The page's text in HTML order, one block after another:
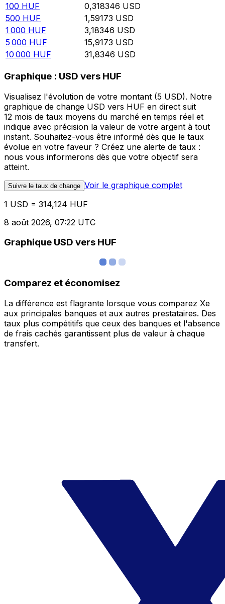
100 HUF 0,318346 USD
500 HUF 1,59173 USD
1 000 HUF 3,18346 USD
5 000 HUF 15,9173 USD
10 000 HUF 31,8346 USD
Graphique : USD vers HUF
Visualisez l'évolution de votre montant (5 USD). Notre
graphique de change USD vers HUF en direct suit
12 mois de taux moyens du marché en temps réel et
indique avec précision la valeur de votre argent à tout
instant. Souhaitez-vous être informé dès que le taux
évolue en votre faveur ? Créez une alerte de taux :
nous vous informerons dès que votre objectif sera
atteint.
Suivre le taux de change Voir le graphique complet
1 USD = 314,124 HUF
8 août 2026, 07:22 UTC
Graphique USD vers HUF
Comparez et économisez
La différence est flagrante lorsque vous comparez Xe
aux principales banques et aux autres prestataires. Des
taux plus compétitifs que ceux des banques et l'absence
de frais cachés garantissent plus de valeur à chaque
transfert.